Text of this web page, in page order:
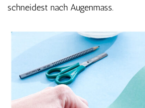
schneidest nach Augenmass.